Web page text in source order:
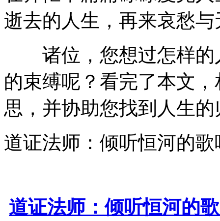
逝去的人生，再来哀愁与
诸位，您想过怎样的
的束缚呢？看完了本文
思，并协助您找到人生的
道证法师：倾听恒河的
道证法师：倾听恒河的